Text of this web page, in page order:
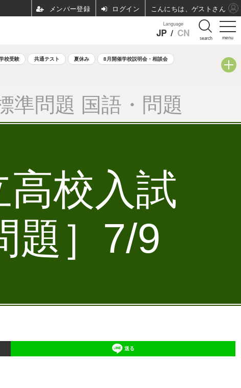
menu
Language
JP / CN search
校受験 共通テスト 夏休み 8月開催学校説明会・相談会
準問題 国語・問題
校入試
題］7/9
送る
ログイン こんにちは、ゲストさん